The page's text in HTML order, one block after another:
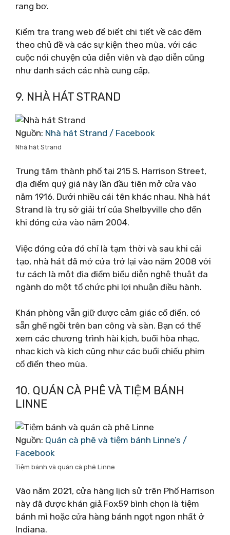
rang bơ.
Kiểm tra trang web để biết chi tiết về các đêm
theo chủ đề và các sự kiện theo mùa, với các
cuộc nói chuyện của diễn viên và đạo diễn cũng
như danh sách các nhà cung cấp.
9. NHÀ HÁT STRAND
Nguồn: Nhà hát Strand / Facebook
Nhà hát Strand
Trung tâm thành phố tại 215 S. Harrison Street,
địa điểm quý giá này lần đầu tiên mở cửa vào
năm 1916. Dưới nhiều cái tên khác nhau, Nhà hát
Strand là trụ sở giải trí của Shelbyville cho đến
khi đóng cửa vào năm 2004.
Việc đóng cửa đó chỉ là tạm thời và sau khi cải
tạo, nhà hát đã mở cửa trở lại vào năm 2008 với
tư cách là một địa điểm biểu diễn nghệ thuật đa
ngành do một tổ chức phi lợi nhuận điều hành.
Khán phòng vẫn giữ được cảm giác cổ điển, có
sẵn ghế ngồi trên ban công và sàn. Bạn có thể
xem các chương trình hài kịch, buổi hòa nhạc,
nhạc kịch và kịch cũng như các buổi chiếu phim
cổ điển theo mùa.
10. QUÁN CÀ PHÊ VÀ TIỆM BÁNH
LINNE
Nguồn: Quán cà phê và tiệm bánh Linne’s /
Facebook
Tiệm bánh và quán cà phê Linne
Vào năm 2021, cửa hàng lịch sử trên Phố Harrison
này đã được khán giả Fox59 bình chọn là tiệm
bánh mì hoặc cửa hàng bánh ngọt ngon nhất ở
Indiana.